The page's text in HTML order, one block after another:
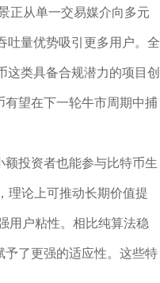
正从单一交易媒介向多元
吐量优势吸引更多用户。全
这类具备合规潜力的项目创
有望在下一轮牛市周期中捕
额投资者也能参与比特币生
理论上可推动长期价值提
用户粘性。相比纯算法稳
予了更强的适应性。这些特